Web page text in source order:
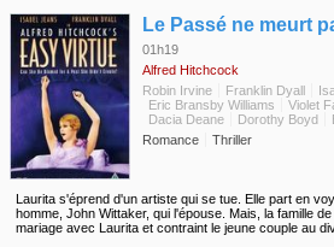
Le Passé ne meurt
01h19
Alfred Hitchcock
Robin Irvine
Franklin Dyall
Eric Bransby Williams
Violet
Dacia Deane
Dorothy Boyd
Romance
Thriller
Laurita s'éprend d'un artiste qui se tue. Elle part en
homme, John Wittaker, qui l'épouse. Mais, la famille
mariage avec Laurita et contraint le jeune couple au